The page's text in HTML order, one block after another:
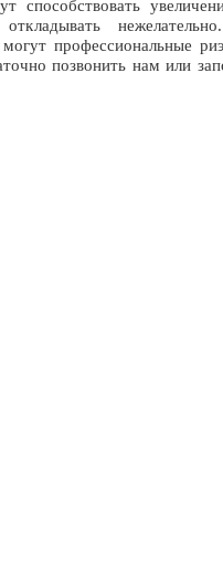
способствовать
профессиональные
позвонить нам или